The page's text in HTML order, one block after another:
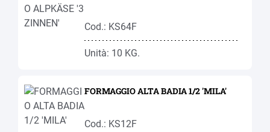
Cod.: KS64F
Unità: 10 KG.
FORMAGGIO ALTA BADIA 1/2 'MILA'
Cod.: KS12F